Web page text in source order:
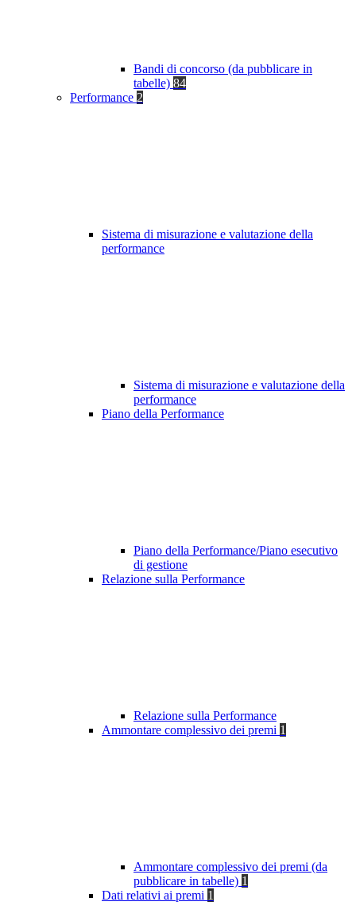
Bandi di concorso (da pubblicare in
tabelle) 84
Performance 2
Sistema di misurazione e valutazione della
performance
Sistema di misurazione e valutazione della
performance
Piano della Performance
Piano della Performance/Piano esecutivo
di gestione
Relazione sulla Performance
Relazione sulla Performance
Ammontare complessivo dei premi 1
Ammontare complessivo dei premi (da
pubblicare in tabelle) 1
Dati relativi ai premi 1